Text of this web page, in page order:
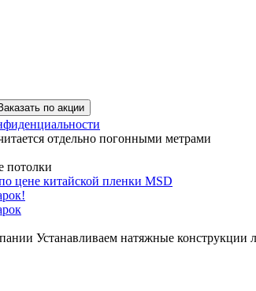
по акции
отдельно погонными метрами
потолки
Устанавливаем натяжные конструкции